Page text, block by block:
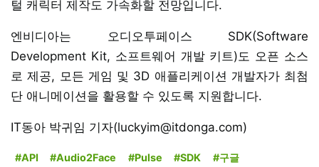
털 캐릭터 제작도 가속화할 전망입니다.
엔비디아는 오디오투페이스 SDK(Software
Development Kit, 소프트웨어 개발 키트)도 오픈 소스
로 제공, 모든 게임 및 3D 애플리케이션 개발자가 최첨
단 애니메이션을 활용할 수 있도록 지원합니다.
IT동아 박귀임 기자(luckyim@itdonga.com)
#API #Audio2Face #Pulse #SDK
#구글